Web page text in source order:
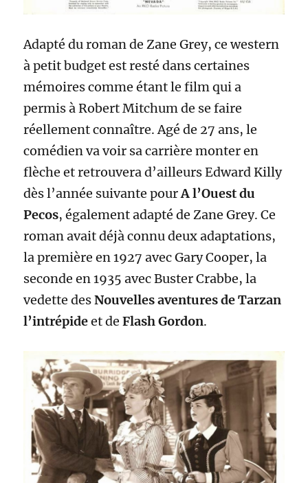
Adapté du roman de Zane Grey, ce western
à petit budget est resté dans certaines
mémoires comme étant le film qui a
permis à Robert Mitchum de se faire
réellement connaître. Agé de 27 ans, le
comédien va voir sa carrière monter en
flèche et retrouvera d’ailleurs Edward Killy
dès l’année suivante pourA l’Ouest du
Pecos, également adapté de Zane Grey. Ce
roman avait déjà connu deux adaptations,
la première en 1927 avec Gary Cooper, la
seconde en 1935 avec Buster Crabbe, la
vedette desNouvelles aventures de Tarzan
l’intrépideet deFlash Gordon.